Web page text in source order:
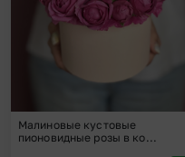
Малиновые кустовые
пионовидные розы в ко...